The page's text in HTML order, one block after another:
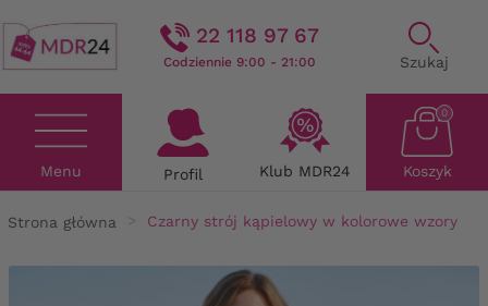
22 118 97 67
Codziennie 9:00 - 21:00 Szukaj
Menu Profil Klub MDR24 Koszyk
0
Strona główna Czarny strój kąpielowy w kolorowe wzory